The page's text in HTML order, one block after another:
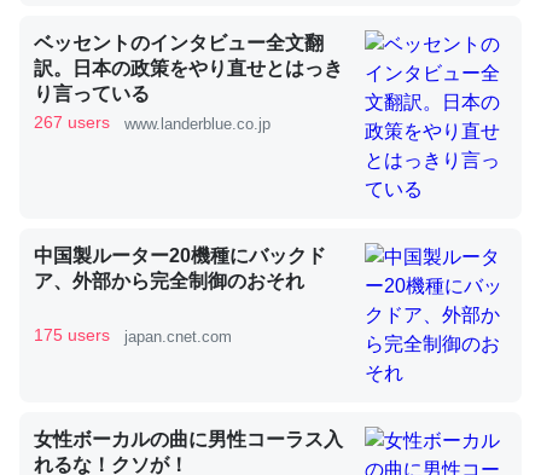
これを元に考えるとカルシウムを大量に使う脊椎動物と貝
類は苦労してるんだな…。腹足類だと殻を無くしてナメク
いのか」に関する新仮説
ちぼちRingも置こうかと画策中。あと、Googleマップで
位置情報を共有してる。電池残量や充電中かが分かるので
ベッセントのインタビュー全文翻
訳。日本の政策をやり直せとはっき
り言っている
267 users www.landerblue.co.jp
中国製ルーター20機種にバックド
ア、外部から完全制御のおそれ
175 users japan.cnet.com
女性ボーカルの曲に男性コーラス入
れるな！クソが！